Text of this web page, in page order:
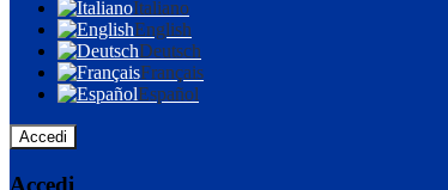
Italiano
English
Deutsch
Français
Español
Accedi
Accedi